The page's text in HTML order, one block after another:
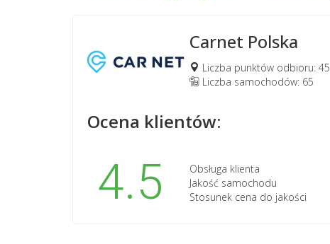
Carnet Polska
Liczba punktów odbioru: 45
Liczba samochodów: 65
Ocena klientów:
4.5
Obsługa klienta
Jakość samochodu
Stosunek cena do jakości